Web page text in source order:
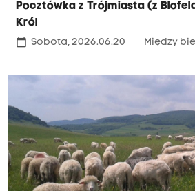
Pocztówka z Trójmiasta (z
Król
calendar_today Sobota, 2026.06.20 Między